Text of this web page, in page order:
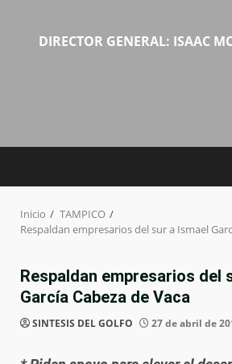
DIRECTOR GENERAL: ISAAC
Inicio
TAMPICO
Respaldan empresarios del sur a Ismael
Respaldan empresarios del
García Cabeza de Vaca
SINTESIS DEL GOLFO 27 de abril de